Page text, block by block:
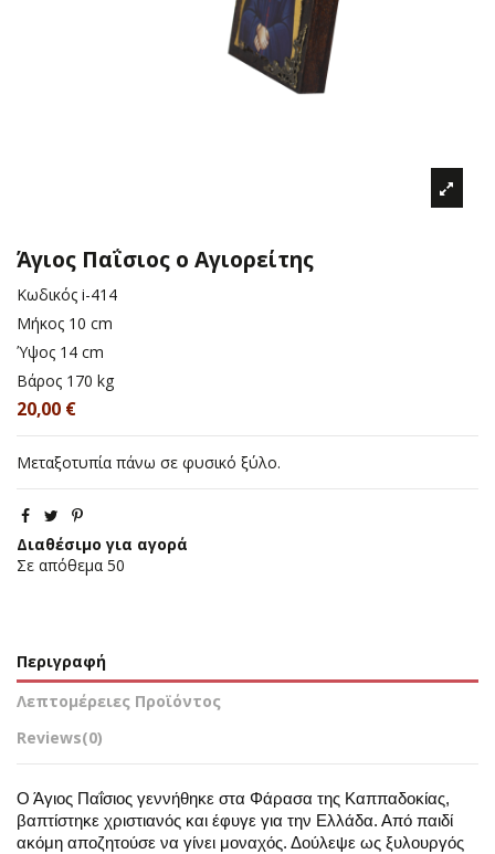
Άγιος Παΐσιος ο Αγιορείτης
Κωδικός i-414
Μήκος 10 cm
Ύψος 14 cm
Βάρος 170 kg
20,00 €
Μεταξοτυπία πάνω σε φυσικό ξύλο.
Διαθέσιμο για αγορά
Σε απόθεμα 50
Περιγραφή
Λεπτομέρειες Προϊόντος
Reviews(0)
Ο Άγιος Παΐσιος γεννήθηκε στα Φάρασα της Καππαδοκίας,
βαπτίστηκε χριστιανός και έφυγε για την Ελλάδα. Από παιδί
ακόμη αποζητούσε να γίνει μοναχός. Δούλεψε ως ξυλουργός